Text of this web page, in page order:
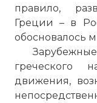
правило,
Греции – в
обосновалось
греческого
движения,